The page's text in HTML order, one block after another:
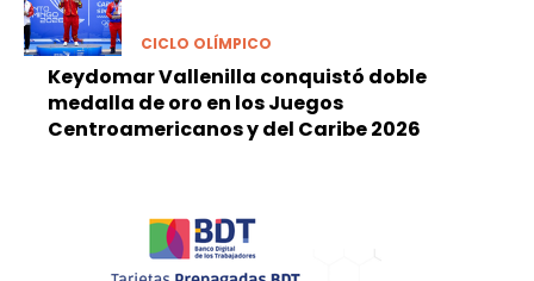
CICLO OLÍMPICO
Keydomar Vallenilla conquistó doble
medalla de oro en los Juegos
Centroamericanos y del Caribe 2026